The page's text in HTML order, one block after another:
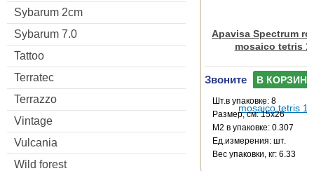
Sybarum 2cm
Sybarum 7.0
Tattoo
Terratec
Terrazzo
Vintage
Vulcania
Wild forest
Apavisa Spectrum
mosaico tetris
Звоните В КОРЗИНУ
Шт.в упаковке: 8
Размер, см: 15x26
М2 в упаковке: 0.307
Ед.измерения: шт.
Веc упаковки, кг: 6.33